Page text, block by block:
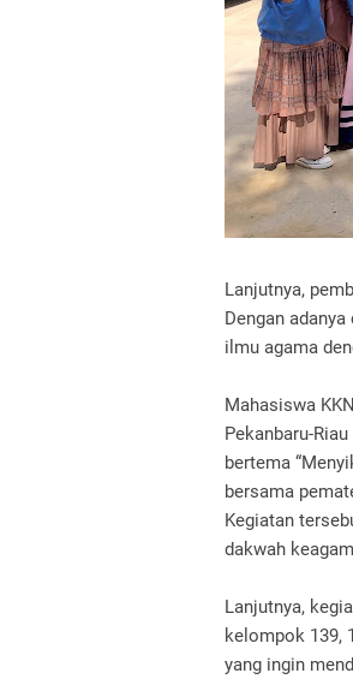
Lanjutnya,
Dengan
ilmu agama
Mahasiswa
Pekanbaru-
bertema
bersama
Kegiatan
dakwah
Lanjutnya,
kelompok 139,
yang ingin